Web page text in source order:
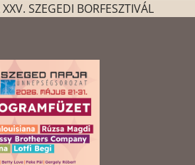
SZEGEDI BORFESZTIVÁL